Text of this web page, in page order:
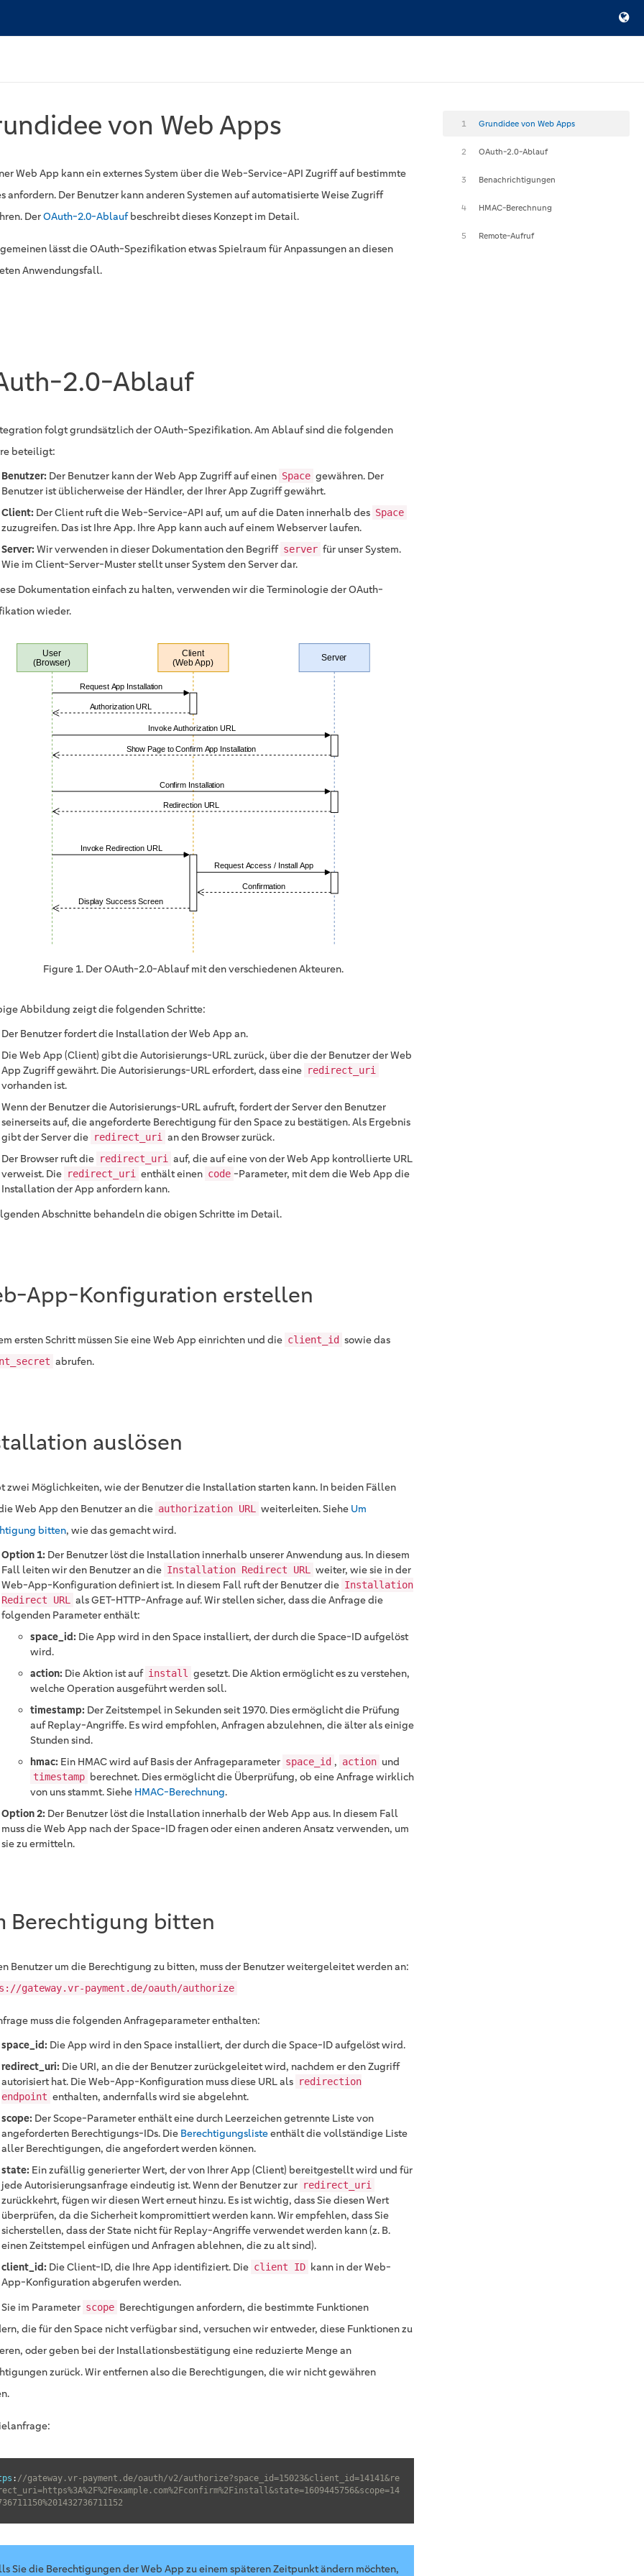
von Web Apps
Web App kann ein externes System über die Web-Service-API Zugriff auf bestimmte
anfordern. Der Benutzer kann anderen Systemen auf automatisierte Weise Zugriff
DerOAuth-2.0-Ablaufbeschreibt dieses Konzept im Detail.
lässt die OAuth-Spezifikation etwas Spielraum für Anpassungen an diesen
Anwendungsfall.
2.0-Ablauf
folgt grundsätzlich der OAuth-Spezifikation. Am Ablauf sind die folgenden
beteiligt:
Benutzer: Der Benutzer kann der Web App Zugriff auf einen Space gewähren. Der
Benutzer ist üblicherweise der Händler, der Ihrer App Zugriff gewährt.
Client: Der Client ruft die Web-Service-API auf, um auf die Daten innerhalb des Space
zuzugreifen. Das ist Ihre App. Ihre App kann auch auf einem Webserver laufen.
Server:Wir verwenden in dieser Dokumentation den Begriff server für unser System.
Wie im Client-Server-Muster stellt unser System den Server dar.
Dokumentation einfach zu halten, verwenden wir die Terminologie der OAuth-
wieder.
Figure 1. Der OAuth-2.0-Ablauf mit den verschiedenen Akteuren.
Abbildung zeigt die folgenden Schritte:
Der Benutzer fordert die Installation der Web App an.
Die Web App (Client) gibt die Autorisierungs-URL zurück, über die der Benutzer der Web
App Zugriff gewährt. Die Autorisierungs-URL erfordert, dass eine redirect_uri
vorhanden ist.
Wenn der Benutzer die Autorisierungs-URL aufruft, fordert der Server den Benutzer
seinerseits auf, die angeforderte Berechtigung für den Space zu bestätigen. Als Ergebnis
gibt der Server die redirect_uri an den Browser zurück.
Der Browser ruft die redirect_uri auf, die auf eine von der Web App kontrollierte URL
verweist. Die redirect_uri enthält einen code -Parameter, mit dem die Web App die
Installation der App anfordern kann.
Abschnitte behandeln die obigen Schritte im Detail.
App-Konfiguration erstellen
ersten Schritt müssen Sie eine Web App einrichten und die client_id sowie das
abrufen.
auslösen
zwei Möglichkeiten, wie der Benutzer die Installation starten kann. In beiden Fällen
Web App den Benutzer an die authorization URL weiterleiten. Siehe Um
bitten, wie das gemacht wird.
Option 1: Der Benutzer löst die Installation innerhalb unserer Anwendung aus. In diesem
Fall leiten wir den Benutzer an die Installation Redirect URL weiter, wie sie in der
Web-App-Konfiguration definiert ist. In diesem Fall ruft der Benutzer die Installation
Redirect URL als GET-HTTP-Anfrage auf. Wir stellen sicher, dass die Anfrage die
folgenden Parameter enthält:
space_id: Die App wird in den Space installiert, der durch die Space-ID aufgelöst
wird.
action: Die Aktion ist auf install gesetzt. Die Aktion ermöglicht es zu verstehen,
welche Operation ausgeführt werden soll.
timestamp: Der Zeitstempel in Sekunden seit 1970. Dies ermöglicht die Prüfung
auf Replay-Angriffe. Es wird empfohlen, Anfragen abzulehnen, die älter als einige
Stunden sind.
hmac: Ein HMAC wird auf Basis der Anfrageparameter space_id , action und
timestamp berechnet. Dies ermöglicht die Überprüfung, ob eine Anfrage wirklich
von uns stammt. Siehe HMAC-Berechnung.
Option 2: Der Benutzer löst die Installation innerhalb der Web App aus. In diesem Fall
muss die Web App nach der Space-ID fragen oder einen anderen Ansatz verwenden, um
sie zu ermitteln.
Berechtigung bitten
Benutzer um die Berechtigung zu bitten, muss der Benutzer weitergeleitet werden an:
gateway.vr-payment.de/oauth/authorize
muss die folgenden Anfrageparameter enthalten:
space_id: Die App wird in den Space installiert, der durch die Space-ID aufgelöst wird.
redirect_uri: Die URI, an die der Benutzer zurückgeleitet wird, nachdem er den Zugriff
autorisiert hat. Die Web-App-Konfiguration muss diese URL als redirection
endpoint enthalten, andernfalls wird sie abgelehnt.
scope: Der Scope-Parameter enthält eine durch Leerzeichen getrennte Liste von
angeforderten Berechtigungs-IDs. Die Berechtigungslisteenthält die vollständige Liste
aller Berechtigungen, die angefordert werden können.
state: Ein zufällig generierter Wert, der von Ihrer App (Client) bereitgestellt wird und für
jede Autorisierungsanfrage eindeutig ist. Wenn der Benutzer zur redirect_uri
zurückkehrt, fügen wir diesen Wert erneut hinzu. Es ist wichtig, dass Sie diesen Wert
überprüfen, da die Sicherheit kompromittiert werden kann. Wir empfehlen, dass Sie
sicherstellen, dass der State nicht für Replay-Angriffe verwendet werden kann (z. B.
einen Zeitstempel einfügen und Anfragen ablehnen, die zu alt sind).
client_id: Die Client-ID, die Ihre App identifiziert. Die client ID kann in der Web-
App-Konfiguration abgerufen werden.
im Parameter scope Berechtigungen anfordern, die bestimmte Funktionen
die für den Space nicht verfügbar sind, versuchen wir entweder, diese Funktionen zu
oder geben bei der Installationsbestätigung eine reduzierte Menge an
zurück. Wir entfernen also die Berechtigungen, die wir nicht gewähren
: //gateway.vr-payment.de/oauth/v2/authorize?space_id=15023&client_id=14141&re
Sie die Berechtigungen der Web App zu einem späteren Zeitpunkt ändern möchten,
1 Grundidee von Web Apps
2 OAuth-2.0-Ablauf
3 Benachrichtigungen
4 HMAC-Berechnung
5 Remote-Aufruf